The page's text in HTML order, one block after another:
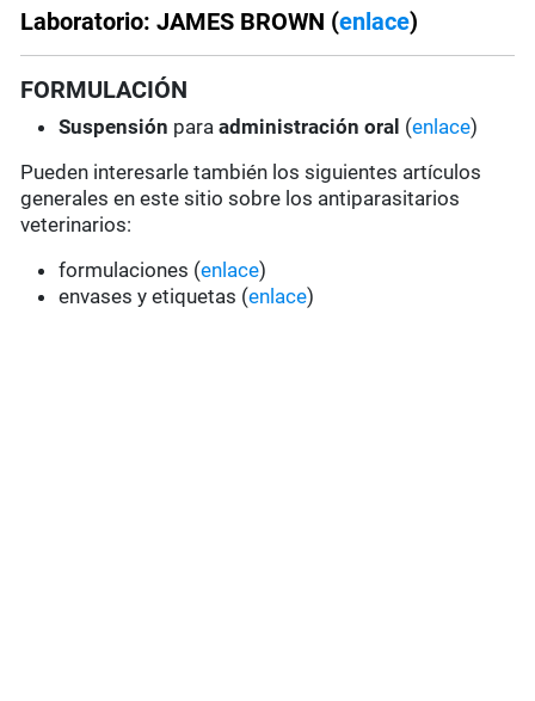
Laboratorio: JAMES BROWN (enlace)
FORMULACIÓN
Suspensión para administración oral (enlace)
Pueden interesarle también los siguientes artículos
generales en este sitio sobre los antiparasitarios
veterinarios:
formulaciones (enlace)
envases y etiquetas (enlace)